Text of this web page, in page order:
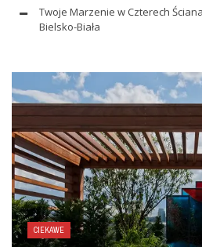
Twoje Marzenie w Czterech
Bielsko-Biała
CIEKAWE